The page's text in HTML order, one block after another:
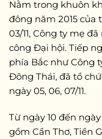
Nằm trong khuôn
đông năm 2015 của
03/11, Công ty mẹ
công Đại hội. Tiếp
phía Bắc như Công
Đông Thái, đã tổ
ngày 05, 06, 07/11.
Từ ngày 10 đến
gồm Cần Thơ, Tiền